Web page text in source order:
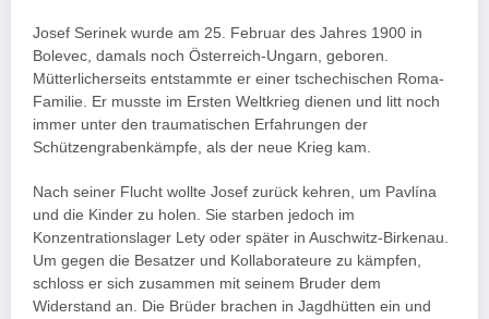
Josef Serinek wurde am 25. Februar des Jahres 1900 in
Bolevec, damals noch Österreich-Ungarn, geboren.
Mütterlicherseits entstammte er einer tschechischen Roma-
Familie. Er musste im Ersten Weltkrieg dienen und litt noch
immer unter den traumatischen Erfahrungen der
Schützengrabenkämpfe, als der neue Krieg kam.
Nach seiner Flucht wollte Josef zurück kehren, um Pavlína
und die Kinder zu holen. Sie starben jedoch im
Konzentrationslager Lety oder später in Auschwitz-Birkenau.
Um gegen die Besatzer und Kollaborateure zu kämpfen,
schloss er sich zusammen mit seinem Bruder dem
Widerstand an. Die Brüder brachen in Jagdhütten ein und